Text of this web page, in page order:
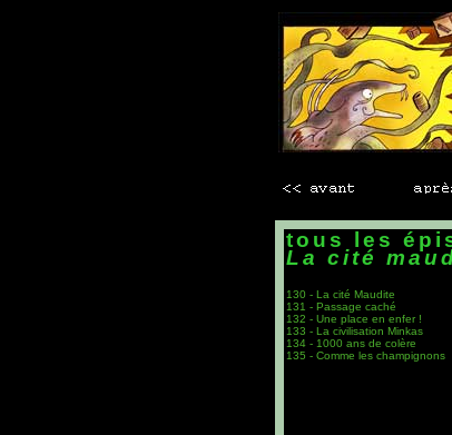
tous les
La cité
130 - La cité Maudite
131 - Passage caché
132 - Une place en enfer !
133 - La civilisation Minkas
134 - 1000 ans de colère
135 - Comme les champignons